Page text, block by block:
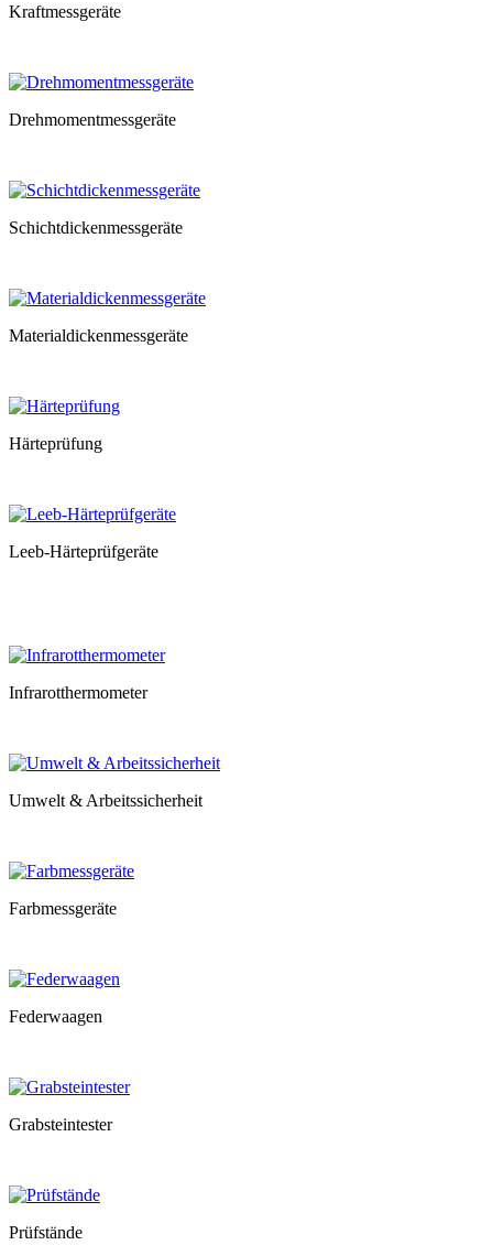
Kraftmessgeräte
Drehmomentmessgeräte
Schichtdickenmessgeräte
Materialdickenmessgeräte
Härteprüfung
Leeb-Härteprüfgeräte
Infrarotthermometer
Umwelt & Arbeitssicherheit
Farbmessgeräte
Federwaagen
Grabsteintester
Prüfstände